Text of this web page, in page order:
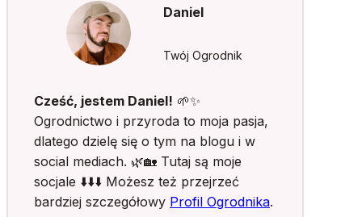
a
i
e
b
u
d
z
Daniel
Twój Ogrodnik
Cześć, jestem Daniel! 🌱✨
Ogrodnictwo i przyroda to moja pasja,
dlatego dzielę się o tym na blogu i w
social mediach. 🌿🏡 Tutaj są moje
socjale ⬇️⬇️⬇️ Możesz też przejrzeć
bardziej szczegółowy Profil Ogrodnika.